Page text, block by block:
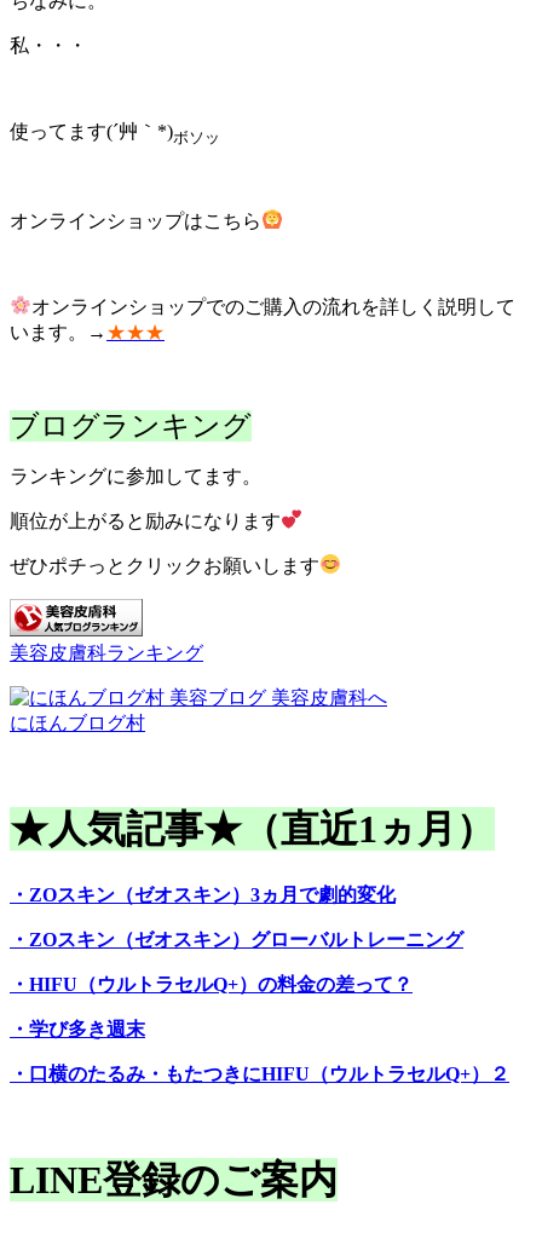
私・・・
使ってます(´艸｀*)ボソッ
オンラインショップはこちら
オンラインショップでのご購入の流れを詳しく説明して
います。→ ★★★
ブログランキング
ランキングに参加してます。
順位が上がると励みになります
ぜひポチっとクリックお願いします
美容皮膚科ランキング
にほんブログ村
★人気記事★（直近1ヵ月）
・ZOスキン（ゼオスキン）3ヵ月で劇的変化
・ZOスキン（ゼオスキン）グローバルトレーニング
・HIFU（ウルトラセルQ+）の料金の差って？
・学び多き週末
・口横のたるみ・もたつきにHIFU（ウルトラセルQ+）２
LINE登録のご案内